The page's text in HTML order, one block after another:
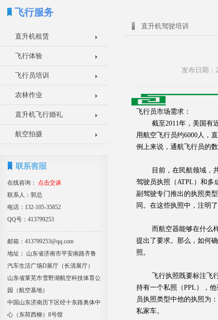
飞行服务
直升机租赁
飞行体验
飞行员培训
农林作业
直升机飞行婚礼
航空拍摄
在线咨询：
点击交谈
联系人：郭总
电话：132-105-35852
QQ号：413799253
邮箱：413799253@qq.com
地址： 山东省济南市平安南路齐鲁
汽车生活广场D展厅（长清展厅）
山东省莱芜市雪野湖航空科技体育公
园（航空基地）
中国山东济南历下区经十东路奥体中
心（东荷西柳）8号馆
直升机驾驶培训
发布日期
飞行员市场需求：
截至2011年，美国有近
用航空飞行员约6000人，
例上来说，通航飞行员的
目前，在民航领域，共
驾驶员执照（ATPL）和多
副驾驶专门推出的执照类
同。在这些执照中，注明
而航空器能够在什么样
提出了要求。那么，如何
照。
飞行执照既要标注飞行
持有一个私照（PPL），
员执照类型中他的执照为
私家车。